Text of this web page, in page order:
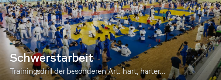
Schwerstarbeit
Trainingsdrill der besonderen Art: hart, härter...